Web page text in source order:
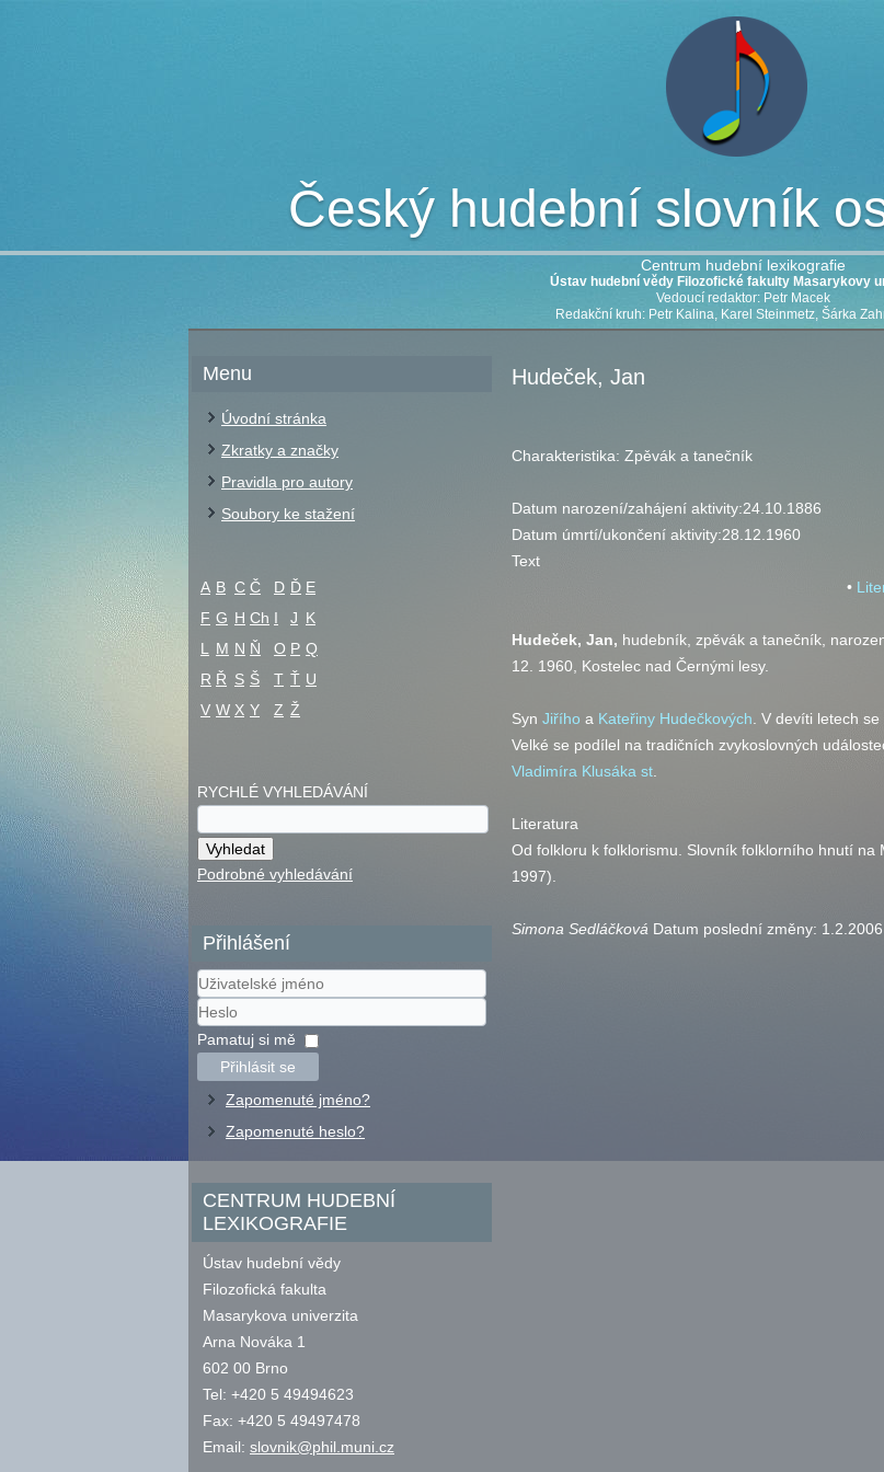
Český hudební slovník
Centrum hudební lexikografie
Ústav hudební vědy Filozofické fakulty Masarykovy
Vedoucí redaktor: Petr Macek
Redakční kruh: Petr Kalina, Karel Steinmetz, Šárka
Menu
Úvodní stránka
Zkratky a značky
Pravidla pro autory
Soubory ke stažení
A B C Č D Ď E
F G H Ch I J K
L
M N Ň O P Q
R Ř S Š T Ť U
V W X Y Z Ž
RYCHLÉ VYHLEDÁVÁNÍ
Podrobné vyhledávání
Přihlášení
Uživatelské
jméno
Heslo
Pamatuj si mě
Přihlásit se
Zapomenuté jméno?
Zapomenuté heslo?
CENTRUM HUDEBNÍ
LEXIKOGRAFIE
Ústav hudební vědy
Filozofická fakulta
Masarykova univerzita
Arna Nováka 1
602 00 Brno
Tel: +420 5 49494623
Fax: +420 5 49497478
Email: slovnik@phil.muni.cz
Hudeček, Jan
Charakteristika: Zpěvák a tanečník
Datum narození/zahájení aktivity:24.10.1886
Datum úmrtí/ukončení aktivity:28.12.1960
Text
•
Hudeček, Jan, hudebník, zpěvák a tanečník,
12. 1960, Kostelec nad Černými lesy.
Syn Jiřího a Kateřiny Hudečkových . V devíti letech
Velké se podílel na tradičních zvykoslovných
Vladimíra Klusáka st
Literatura
Od folkloru k folklorismu. Slovník folklorního hnutí na
1997).
Simona Sedláčková Datum poslední změny: 1.2.2006